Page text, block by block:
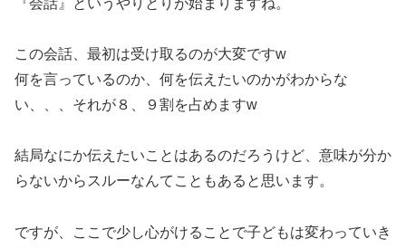
『会話』というやりとりが始まりますね。
この会話、最初は受け取るのが大変ですw
何を言っているのか、何を伝えたいのかがわからな
い、、、それが８、９割を占めますw
結局なにか伝えたいことはあるのだろうけど、意味が分か
らないからスルーなんてこともあると思います。
ですが、ここで少し心がけることで子どもは変わっていき